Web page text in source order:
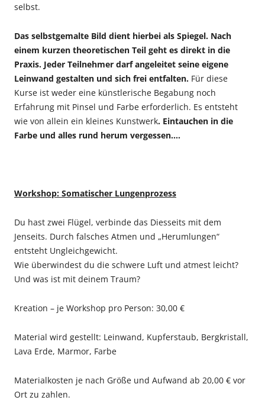
selbst.
Das selbstgemalte Bild dient hierbei als Spiegel. Nach
einem kurzen theoretischen Teil geht es direkt in die
Praxis. Jeder Teilnehmer darf angeleitet seine eigene
Leinwand gestalten und sich frei entfalten. Für diese
Kurse ist weder eine künstlerische Begabung noch
Erfahrung mit Pinsel und Farbe erforderlich. Es entsteht
wie von allein ein kleines Kunstwerk. Eintauchen in die
Farbe und alles rund herum vergessen….
Workshop: Somatischer Lungenprozess
Du hast zwei Flügel, verbinde das Diesseits mit dem
Jenseits. Durch falsches Atmen und „Herumlungen“
entsteht Ungleichgewicht.
Wie überwindest du die schwere Luft und atmest leicht?
Und was ist mit deinem Traum?
Kreation – je Workshop pro Person: 30,00 €
Material wird gestellt: Leinwand, Kupferstaub, Bergkristall,
Lava Erde, Marmor, Farbe
Materialkosten je nach Größe und Aufwand ab 20,00 € vor
Ort zu zahlen.